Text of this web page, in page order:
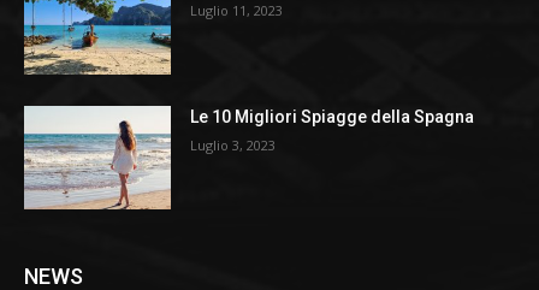
Luglio 11, 2023
Le 10 Migliori Spiagge della Spagna
Luglio 3, 2023
NEWS